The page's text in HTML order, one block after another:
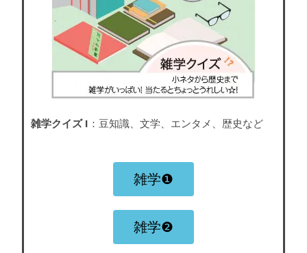
雑学クイズ I ：豆知識、文学、エンタメ、歴史など
雑学❶
雑学❷